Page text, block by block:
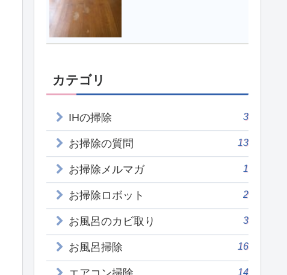
カテゴリ
IHの掃除 3
お掃除の質問 13
お掃除メルマガ 1
お掃除ロボット 2
お風呂のカビ取り 3
お風呂掃除 16
14